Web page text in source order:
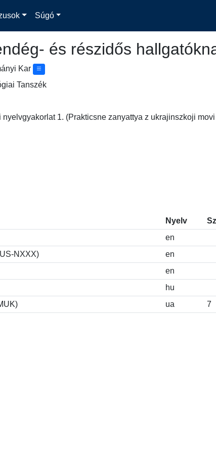
Súgó
és részidős
Kar
Tanszék
nyelvgyakorlat 1. (Prakticsne zanyattya z ukrajinszkoji
Nyelv
en
NXXX)
en
en
hu
ua 7